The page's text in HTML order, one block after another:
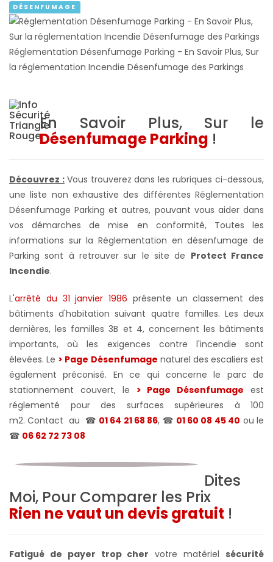
DÉSENFUMAGE
Réglementation Désenfumage Parking - En Savoir Plus, Sur
la réglementation Incendie Désenfumage des Parkings
En Savoir Plus, Sur le
Désenfumage Parking !
Découvrez : Vous trouverez dans les rubriques ci-dessous,
une liste non exhaustive des différentes Réglementation
Désenfumage Parking et autres, pouvant vous aider dans
vos démarches de mise en conformité, Toutes les
informations sur la Réglementation en désenfumage de
Parking sont à retrouver sur le site de Protect France
Incendie.
L'arrêté du 31 janvier 1986 présente un classement des
bâtiments d'habitation suivant quatre familles. Les deux
dernières, les familles 3B et 4, concernent les bâtiments
importants, où les exigences contre l'incendie sont
élevées. Le > Page Désenfumage naturel des escaliers est
également préconisé. En ce qui concerne le parc de
stationnement couvert, le > Page Désenfumage est
réglementé pour des surfaces supérieures à 100
m2. Contact au ☎ 01 64 21 68 86, ☎ 01 60 08 45 40 ou le
☎ 06 62 72 73 08
Dites
Moi, Pour Comparer les Prix
Rien ne vaut un devis gratuit !
Fatigué de payer trop cher votre matérielsécurité